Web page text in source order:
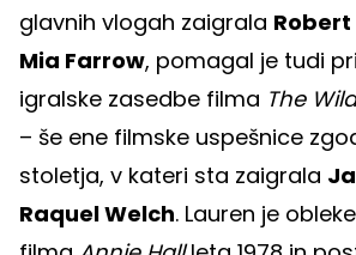
glavnih vlogah zaigrala
Mia Farrow, pomagal je tudi
igralske zasedbe filma The
– še ene filmske uspešnice
stoletja, v kateri sta zaigrala
Raquel Welch. Lauren je